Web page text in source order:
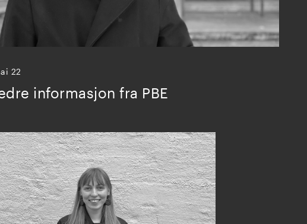
22
informasjon fra PBE